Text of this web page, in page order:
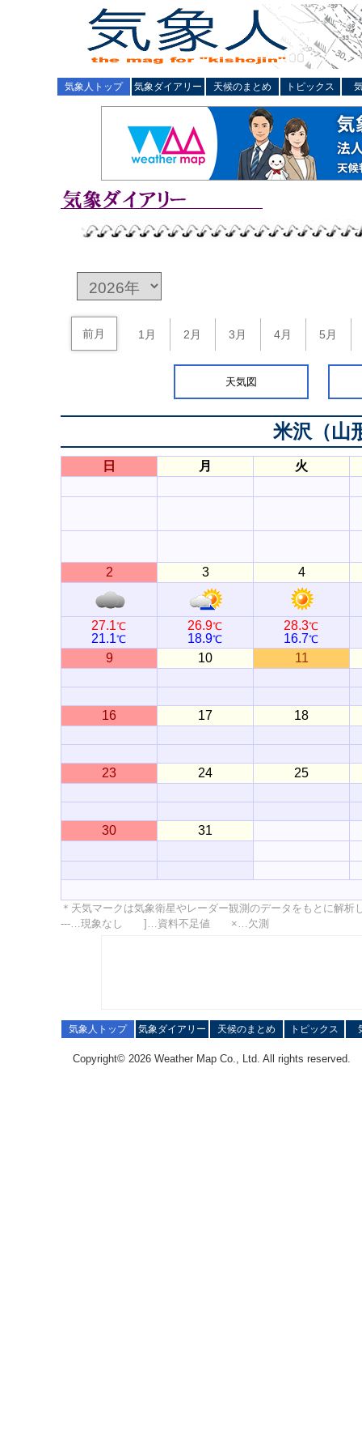
気象人トップ 気象ダイアリー 天候のまとめ トピックス
前月 1月 2月 3月 4月 5月
天気図
米沢（山
日 月 火
2 3 4
27.1℃
21.1℃
26.9℃
18.9℃
28.3℃
16.7℃
9 10 11
16 17 18
23 24 25
30 31
＊天気マークは気象衛星やレーダー観測のデータをもとに解
---…現象なし ]…資料不足値 ×…欠測
気象人トップ 気象ダイアリー 天候のまとめ トピックス
Copyright© 2026 Weather Map Co., Ltd. All rights reserved.